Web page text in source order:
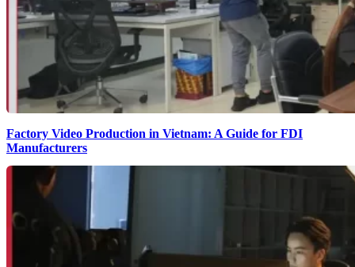
Factory Video Production in Vietnam: A Guide for FDI
Manufacturers